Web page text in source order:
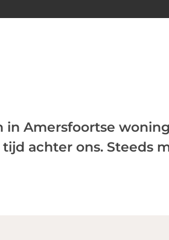
in Amersfoortse
achter ons. Steeds